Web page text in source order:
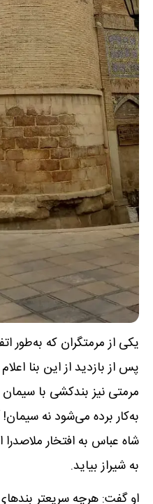
یکی از مرمتگران که به‌طور
پس از بازدید از این بنا
مرمتی نیز بندکشی با
به‌کار برده می‌شود نه
شاه عباس به افتخار
به شیراز بیاید.
او گفت: هرچه سریعتر